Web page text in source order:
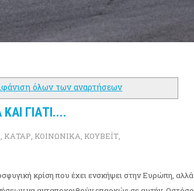
όλων των αναρτήσεων
ΓΙΑΤΙ....
ΚΑΤΑΡ ΚΟΙΝΩΝΙΚΑ ΚΟΥΒΕΪΤ
κρίση που έχει ενσκήψει στην Ευρώπη, αλλά